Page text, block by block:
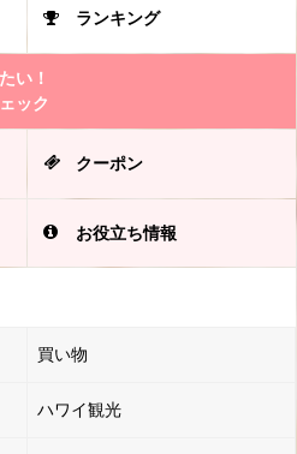
ランキング
い！
ック
クーポン
お役立ち情報
買い物
ハワイ観光